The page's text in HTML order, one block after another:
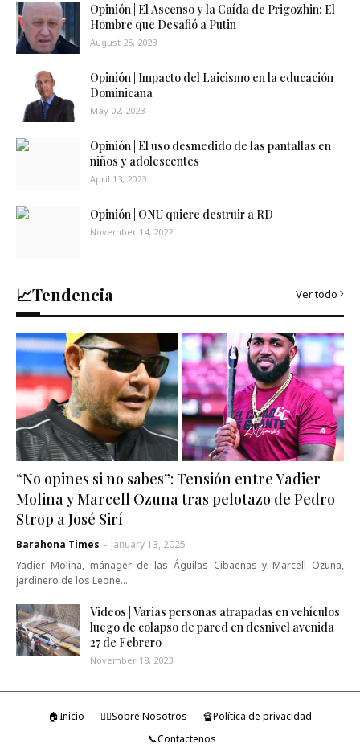
Opinión | El Ascenso y la Caída de Prigozhin: El
Hombre que Desafió a Putin
August 25, 2023
Opinión | Impacto del Laicismo en la educación
Dominicana
May 02, 2023
Opinión | El uso desmedido de las pantallas en
niños y adolescentes
April 13, 2023
Opinión | ONU quiere destruir a RD
November 14, 2022
📈Tendencia Ver todo
“No opines si no sabes”: Tensión entre Yadier
Molina y Marcell Ozuna tras pelotazo de Pedro
Strop a José Sirí
Barahona Times - January 13, 2025
Yadier Molina, mánager de las Águilas Cibaeñas y Marcell Ozuna,
jardinero de los Leone…
Videos | Varias personas atrapadas en vehículos
luego de colapso de pared en desnivel avenida
27 de Febrero
November 18, 2023
🏠Inicio 🤷‍♂️Sobre Nosotros
🔏Política de privacidad
📞Contactenos